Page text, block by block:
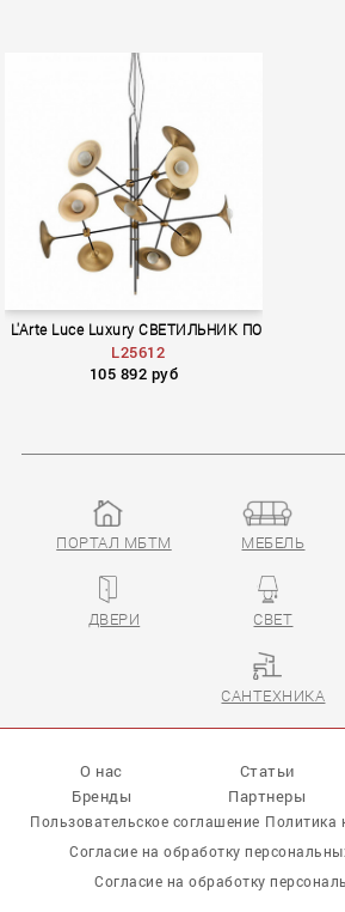
L'Arte Luce Luxury СВЕТИЛЬНИК ПОДВЕСНОЙ
L25612
105 892 руб
ПОРТАЛ МБТМ МЕБЕЛЬ
ДВЕРИ СВЕТ
САНТЕХНИКА
О нас Статьи
Бренды
Партнеры
Пользовательское соглашение Политика
Согласие на обработку
Согласие на обработку